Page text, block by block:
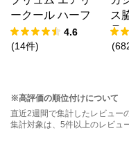
ークール ハーフ
バックショーツ
4.6
(14件)
ス
品
(
※高評価の順位付けについて
直近2週間で集計したレビュー
集計対象は、5件以上のレビュ